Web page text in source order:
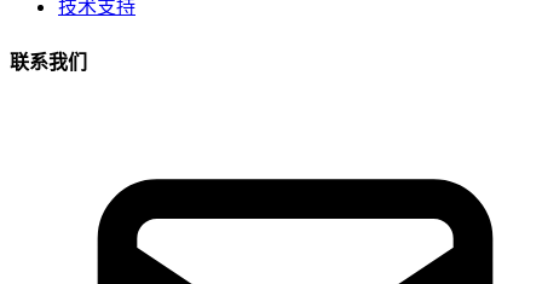
技术支持
联系我们